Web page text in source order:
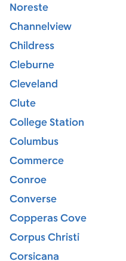
Noreste
Channelview
Childress
Cleburne
Cleveland
Clute
College Station
Columbus
Commerce
Conroe
Converse
Copperas Cove
Corpus Christi
Corsicana